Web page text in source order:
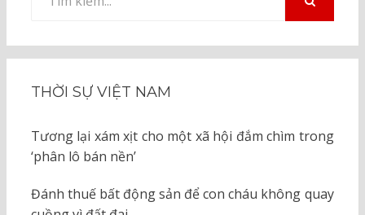
kiếm
THỜI SỰ VIỆT NAM
Tương lại xám xịt cho một xã hội đắm chìm trong
‘phân lô bán nền’
Đánh thuế bất động sản để con cháu không quay